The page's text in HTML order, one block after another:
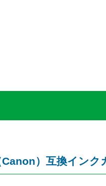
）互換インク